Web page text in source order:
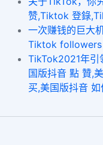
赞,Tiktok 登錄
一次赚钱的巨大
Tiktok
TikTok2021年引
国版抖音 點 贊,
买,美国版抖音